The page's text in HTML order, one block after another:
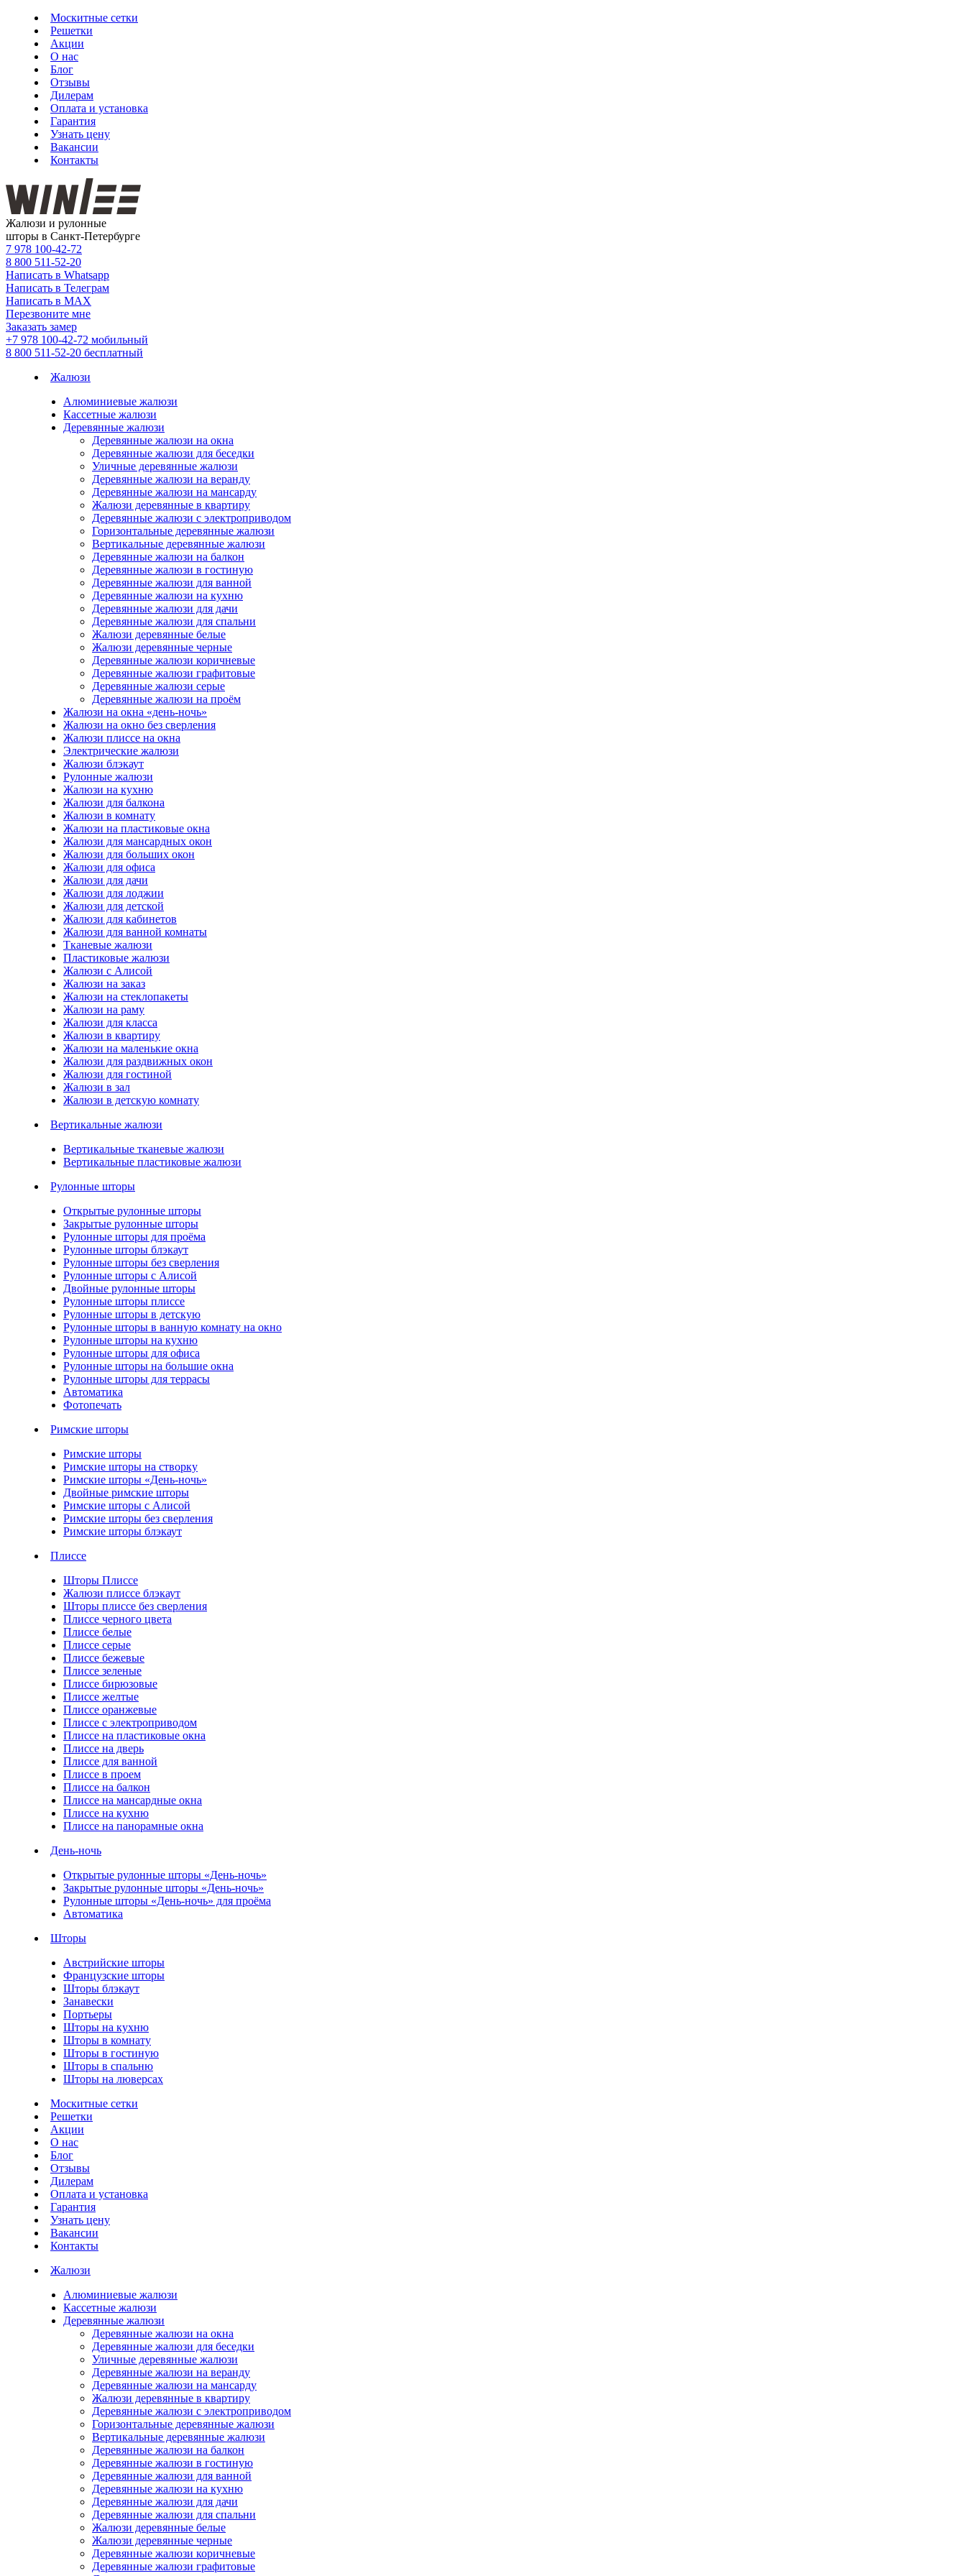
Москитные сетки
Решетки
Акции
О нас
Блог
Отзывы
Дилерам
Оплата и установка
Гарантия
Узнать цену
Вакансии
Контакты
Жалюзи и рулонные
шторы в Санкт-Петербурге
7 978 100-42-72
8 800 511-52-20
Написать в Whatsapp
Написать в Телеграм
Написать в MAX
Перезвоните мне
Заказать замер
+7 978 100-42-72 мобильный
8 800 511-52-20 бесплатный
Жалюзи
Алюминиевые жалюзи
Кассетные жалюзи
Деревянные жалюзи
Деревянные жалюзи на окна
Деревянные жалюзи для беседки
Уличные деревянные жалюзи
Деревянные жалюзи на веранду
Деревянные жалюзи на мансарду
Жалюзи деревянные в квартиру
Деревянные жалюзи с электроприводом
Горизонтальные деревянные жалюзи
Вертикальные деревянные жалюзи
Деревянные жалюзи на балкон
Деревянные жалюзи в гостиную
Деревянные жалюзи для ванной
Деревянные жалюзи на кухню
Деревянные жалюзи для дачи
Деревянные жалюзи для спальни
Жалюзи деревянные белые
Жалюзи деревянные черные
Деревянные жалюзи коричневые
Деревянные жалюзи графитовые
Деревянные жалюзи серые
Деревянные жалюзи на проём
Жалюзи на окна «день-ночь»
Жалюзи на окно без сверления
Жалюзи плиссе на окна
Электрические жалюзи
Жалюзи блэкаут
Рулонные жалюзи
Жалюзи на кухню
Жалюзи для балкона
Жалюзи в комнату
Жалюзи на пластиковые окна
Жалюзи для мансардных окон
Жалюзи для больших окон
Жалюзи для офиса
Жалюзи для дачи
Жалюзи для лоджии
Жалюзи для детской
Жалюзи для кабинетов
Жалюзи для ванной комнаты
Тканевые жалюзи
Пластиковые жалюзи
Жалюзи с Алисой
Жалюзи на заказ
Жалюзи на стеклопакеты
Жалюзи на раму
Жалюзи для класса
Жалюзи в квартиру
Жалюзи на маленькие окна
Жалюзи для раздвижных окон
Жалюзи для гостиной
Жалюзи в зал
Жалюзи в детскую комнату
Вертикальные жалюзи
Вертикальные тканевые жалюзи
Вертикальные пластиковые жалюзи
Рулонные шторы
Открытые рулонные шторы
Закрытые рулонные шторы
Рулонные шторы для проёма
Рулонные шторы блэкаут
Рулонные шторы без сверления
Рулонные шторы с Алисой
Двойные рулонные шторы
Рулонные шторы плиссе
Рулонные шторы в детскую
Рулонные шторы в ванную комнату на окно
Рулонные шторы на кухню
Рулонные шторы для офиса
Рулонные шторы на большие окна
Рулонные шторы для террасы
Автоматика
Фотопечать
Римские шторы
Римские шторы
Римские шторы на створку
Римские шторы «День-ночь»
Двойные римские шторы
Римские шторы с Алисой
Римские шторы без сверления
Римские шторы блэкаут
Плиссе
Шторы Плиссе
Жалюзи плиссе блэкаут
Шторы плиссе без сверления
Плиссе черного цвета
Плиссе белые
Плиссе серые
Плиссе бежевые
Плиссе зеленые
Плиссе бирюзовые
Плиссе желтые
Плиссе оранжевые
Плиссе с электроприводом
Плиссе на пластиковые окна
Плиссе на дверь
Плиссе для ванной
Плиссе в проем
Плиссе на балкон
Плиссе на мансардные окна
Плиссе на кухню
Плиссе на панорамные окна
День-ночь
Открытые рулонные шторы «День-ночь»
Закрытые рулонные шторы «День-ночь»
Рулонные шторы «День-ночь» для проёма
Автоматика
Шторы
Австрийские шторы
Французские шторы
Шторы блэкаут
Занавески
Портьеры
Шторы на кухню
Шторы в комнату
Шторы в гостиную
Шторы в спальню
Шторы на люверсах
Москитные сетки
Решетки
Акции
О нас
Блог
Отзывы
Дилерам
Оплата и установка
Гарантия
Узнать цену
Вакансии
Контакты
Жалюзи
Алюминиевые жалюзи
Кассетные жалюзи
Деревянные жалюзи
Деревянные жалюзи на окна
Деревянные жалюзи для беседки
Уличные деревянные жалюзи
Деревянные жалюзи на веранду
Деревянные жалюзи на мансарду
Жалюзи деревянные в квартиру
Деревянные жалюзи с электроприводом
Горизонтальные деревянные жалюзи
Вертикальные деревянные жалюзи
Деревянные жалюзи на балкон
Деревянные жалюзи в гостиную
Деревянные жалюзи для ванной
Деревянные жалюзи на кухню
Деревянные жалюзи для дачи
Деревянные жалюзи для спальни
Жалюзи деревянные белые
Жалюзи деревянные черные
Деревянные жалюзи коричневые
Деревянные жалюзи графитовые